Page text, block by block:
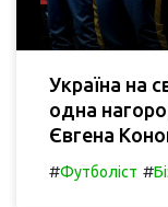
Україна на
одна
Євгена
#Футболіст #